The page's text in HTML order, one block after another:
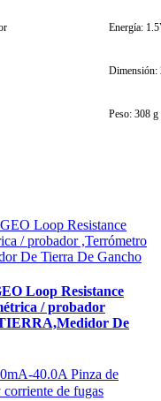
Energía:
Peso: 308
Loop Resistance
/ probador
De